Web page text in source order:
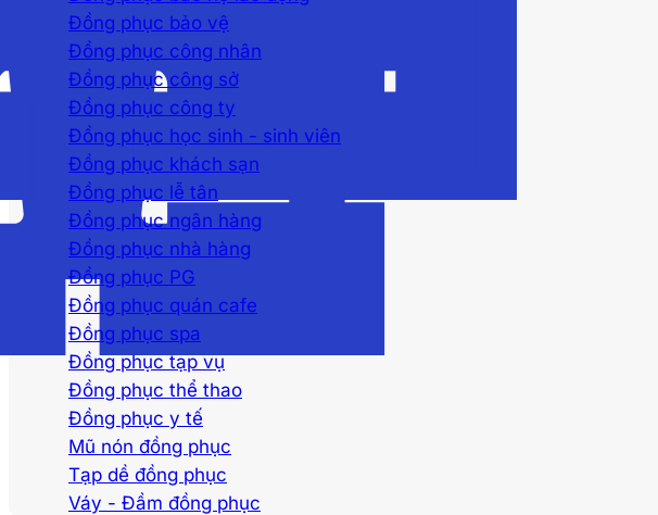
Đồng phục bảo vệ
Đồng phục công nhân
Đồng phục công sở
Đồng phục công ty
Đồng phục học sinh - sinh viên
Đồng phục khách sạn
Đồng phục lễ tân
Đồng phục ngân hàng
Đồng phục nhà hàng
Đồng phục PG
Đồng phục quán cafe
Đồng phục spa
Đồng phục tạp vụ
Đồng phục thể thao
Đồng phục y tế
Mũ nón đồng phục
Tạp dề đồng phục
Váy - Đầm đồng phục